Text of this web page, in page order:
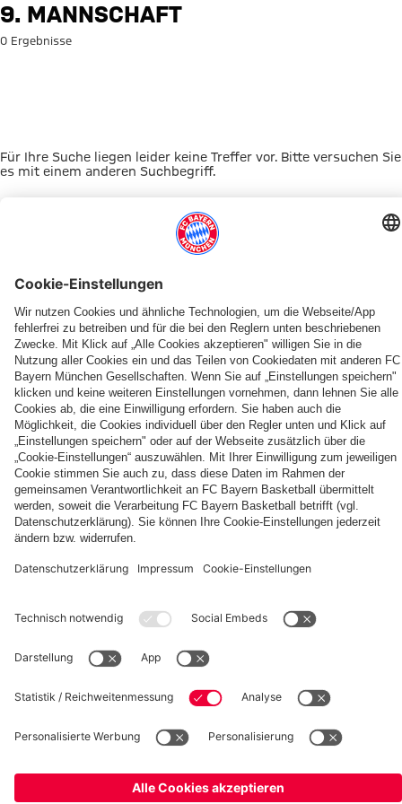
Suche: 9. Mannschaft
9. MANNSCHAFT
0 Ergebnisse
Für Ihre Suche liegen leider keine Treffer vor. Bitte versuchen Sie
es mit einem anderen Suchbegriff.
Zur Startseite
DAS KÖNNTE DICH INTERESSIEREN
UNSERE MASKOTTCHEN
Berni,
Mia
und
Ben
ALLIANZ ARENA
FC
Bayern
KIDS
CLUB-
Zone
EVENTANMELDUNG
KIDS
CLUB-
Fußballcamps
MYFCBAYERN
Entdecke
deinen
persönlichen
Fanbereich
Impressum
Datenschutz AGB Barrierefreiheit Hinweisgebersystem
Verträge hier kündigen Cookie Einstellungen